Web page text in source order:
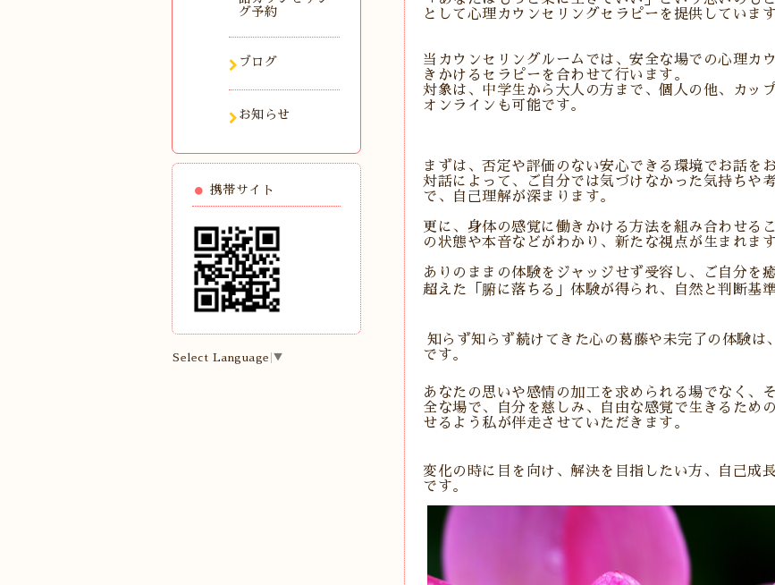
として心理カウンセリングセラピーを提供しています
当カウンセリングルームでは、安全な場での心理カ
きかけるセラピーを合わせて行います。
対象は、中学生から大人の方まで、個人の他、カッ
オンラインも可能です。
まずは、否定や評価のない安心できる環境でお話を
対話によって、ご自分では気づけなかった気持ちや
で、自己理解が深まります。
更に、身体の感覚に働きかける方法を組み合わせる
の状態や本音などがわかり、新たな視点が生まれます
ありのままの体験をジャッジせず受容し、ご自分を
超えた「腑に落ちる」体験が得られ、自然と判断基
知らず知らず続けてきた心の葛藤や未完了の体験は
です。
あなたの思いや感情の加工を求められる場でなく、
全な場で、自分を慈しみ、自由な感覚で生きるため
せるよう私が伴走させていただきます。
変化の時に目を向け、解決を目指したい方、自己成
です。
グ予約
ブログ
お知らせ
携帯サイト
Select Language ▼